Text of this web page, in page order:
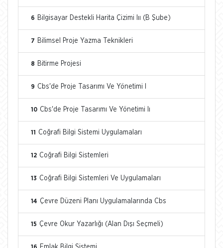
6 Bilgisayar Destekli Harita Çizimi Iıı (B Şube)
7 Bilimsel Proje Yazma Teknikleri
8 Bitirme Projesi
9 Cbs'de Proje Tasarımı Ve Yönetimi I
10 Cbs'de Proje Tasarımı Ve Yönetimi Iı
11 Coğrafi Bilgi Sistemi Uygulamaları
12 Coğrafi Bilgi Sistemleri
13 Coğrafi Bilgi Sistemleri Ve Uygulamaları
14 Çevre Düzeni Planı Uygulamalarında Cbs
15 Çevre Okur Yazarlığı (Alan Dışı Seçmeli)